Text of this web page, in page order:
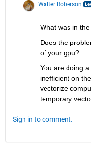
Walter Roberson
What was in the
Does the
of your gpu?
You are doing
inefficient on
vectorize
temporary
Sign in to comment.